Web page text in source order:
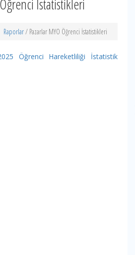
İstatistikleri
Raporlar/ Pazarlar MYO Öğrenci İstatistikleri
Öğrenci Hareketliliği İstatistik